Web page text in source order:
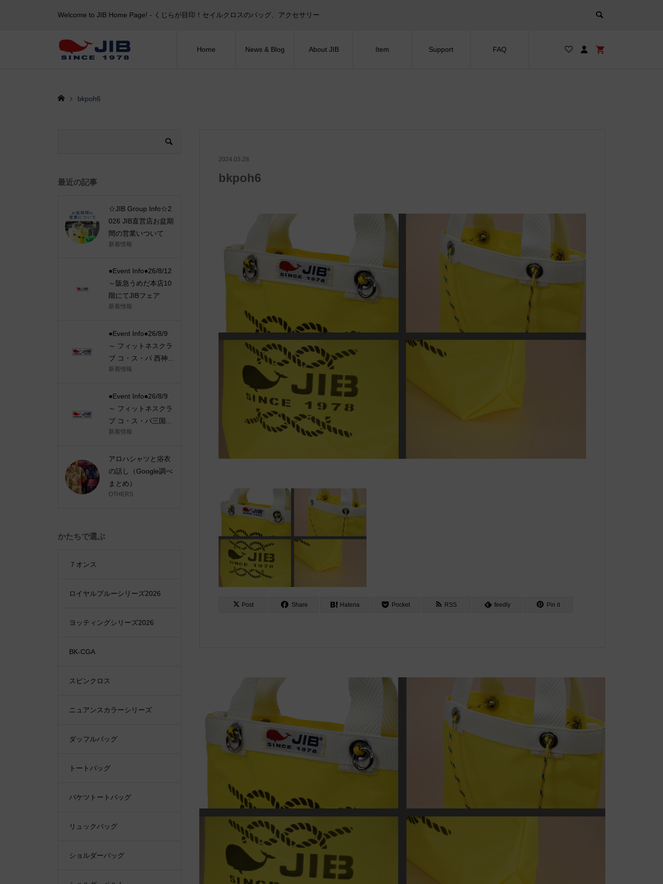
Welcome to JIB Home Page! ‐ くじらが目印！セイルクロスのバッグ、アクセサリー
Home News & Blog About JIB Item Support FAQ
bkpoh6
2024.03.28
bkpoh6
Post Share Hatena Pocket RSS feedly Pin it
最近の記事
☆JIB Group Info☆2
026 JIB直営店お盆期
間の営業いついて
新着情報
●Event Info●26/8/12
～阪急うめだ本店10
階にてJIBフェア
新着情報
●Event Info●26/8/9
～ フィットネスクラ
ブ コ・ス・パ 西神...
新着情報
●Event Info●26/8/9
～ フィットネスクラ
ブ コ・ス・パ三国...
新着情報
アロハシャツと浴衣
の話し（Google調べ
まとめ）
OTHERS
かたちで選ぶ
７オンス
ロイヤルブルーシリーズ2026
ヨッティングシリーズ2026
BK-CGA
スピンクロス
ニュアンスカラーシリーズ
ダッフルバッグ
トートバッグ
バケツトートバッグ
リュックバッグ
ショルダーバッグ